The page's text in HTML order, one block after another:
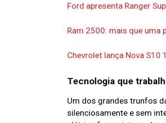
Ford apresenta Ranger
Ram 2500: mais que uma
Chevrolet lança Nova S10
Tecnologia que
Um dos grandes trunfos
silenciosamente e sem